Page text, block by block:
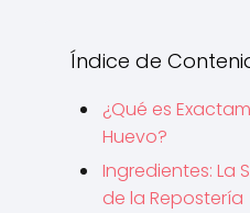
Índice de
¿Qué es
Huevo?
Ingredientes: La
de la Repostería